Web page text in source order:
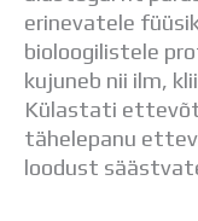
Huviringid
Kodukord
Projektid
erinevatele
bioloogilistele
kujuneb nii ilm,
Külastati
tähelepanu
loodust